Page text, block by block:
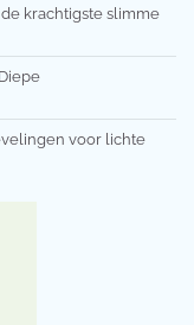
krachtigste slimme
voor lichte